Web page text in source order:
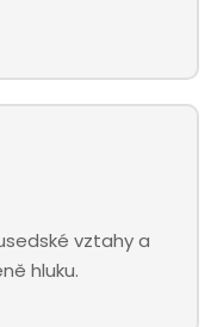
vztahy a
hluku.